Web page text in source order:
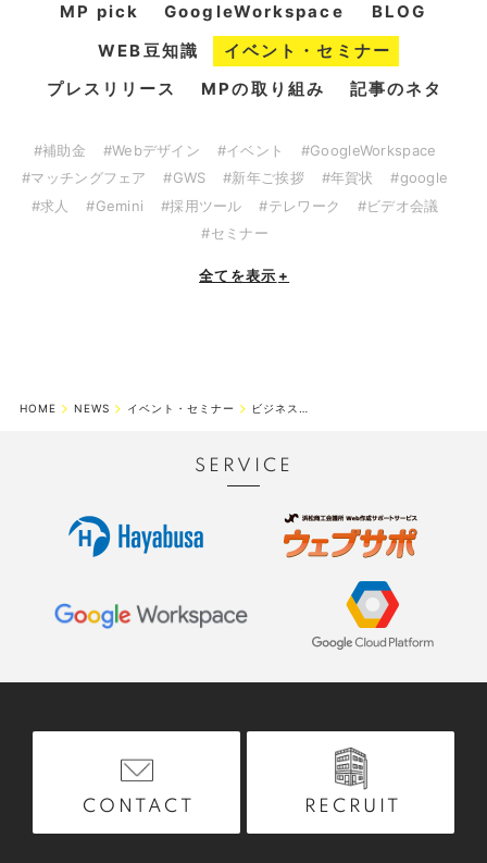
MP pick
GoogleWorkspace
BLOG
WEB豆知識
イベント・セミナー
プレスリリース
MPの取り組み 記事のネタ
#補助金 #Webデザイン #イベント
#GoogleWorkspace
#マッチングフェア
#GWS #新年ご挨拶 #年賀状
#google
#求人
#Gemini #採用ツール #テレワーク
#ビデオ会議
#セミナー
全てを表示 +
HOME NEWS イベント・セミナー ビジネスマッチングフェア in Hamamatsu 2018
SERVICE
CONTACT RECRUIT